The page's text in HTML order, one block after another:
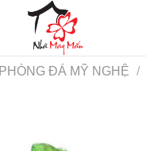
PHÒNG ĐÁ MỸ NGHỆ /